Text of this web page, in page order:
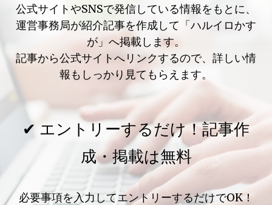
公式サイトやSNSで発信している情報をもとに、
運営事務局が紹介記事を作成して「ハルイロかす
が」へ掲載します。
記事から公式サイトへリンクするので、詳しい情
報もしっかり見てもらえます。
✔ エントリーするだけ！記事作
成・掲載は無料
必要事項を入力してエントリーするだけでOK！